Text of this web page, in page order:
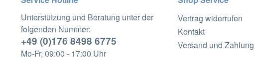
Unterstützung und Beratung unter der
folgenden Nummer:
+49 (0)176 8498 6775
Mo-Fr, 09:00 - 17:00 Uhr
Vertrag widerrufen
Kontakt
Versand und Zahlung